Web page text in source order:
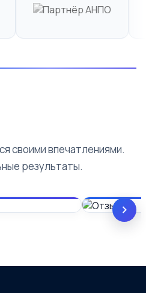
своими впечатлениями.
результаты.